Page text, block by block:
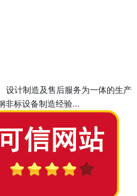
设计制造及售后服务为一体的生产
非标设备制造经验...